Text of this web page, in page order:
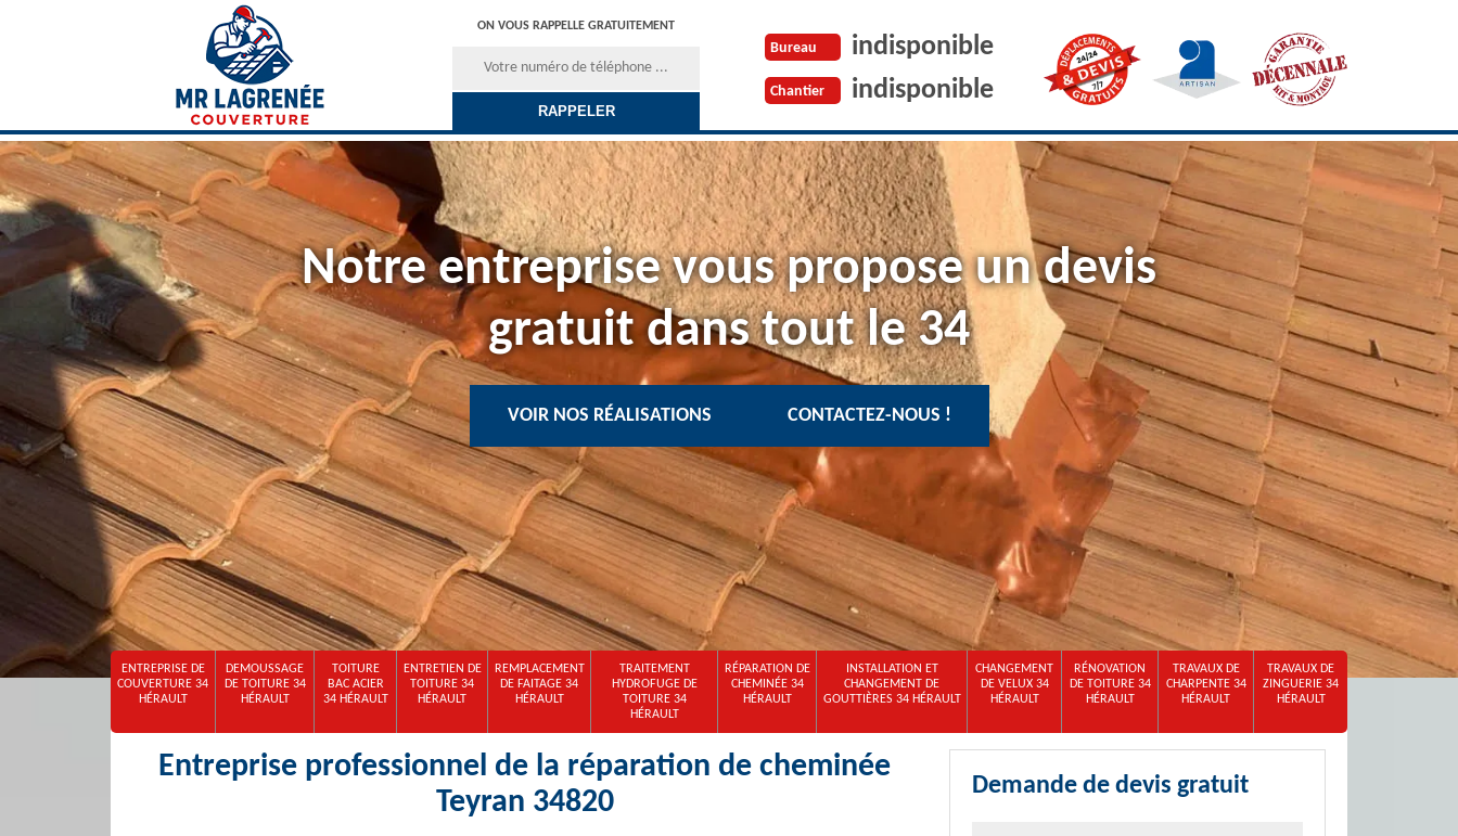
ON VOUS RAPPELLE GRATUITEMENT
Bureau indisponible
Chantier indisponible
Notre entreprise vous propose un devis
gratuit dans tout le 34
VOIR NOS RÉALISATIONS CONTACTEZ-NOUS !
ENTREPRISE DE
COUVERTURE 34
HÉRAULT
DEMOUSSAGE
DE TOITURE 34
HÉRAULT
TOITURE
BAC ACIER
34 HÉRAULT
ENTRETIEN DE
TOITURE 34
HÉRAULT
REMPLACEMENT
DE FAITAGE 34
HÉRAULT
TRAITEMENT
HYDROFUGE DE
TOITURE 34
HÉRAULT
RÉPARATION DE
CHEMINÉE 34
HÉRAULT
INSTALLATION ET
CHANGEMENT DE
GOUTTIÈRES 34 HÉRAULT
CHANGEMENT
DE VELUX 34
HÉRAULT
RÉNOVATION
DE TOITURE 34
HÉRAULT
TRAVAUX DE
CHARPENTE 34
HÉRAULT
TRAVAUX DE
ZINGUERIE 34
HÉRAULT
Entreprise professionnel de la réparation de cheminée
Teyran 34820
Demande de devis gratuit